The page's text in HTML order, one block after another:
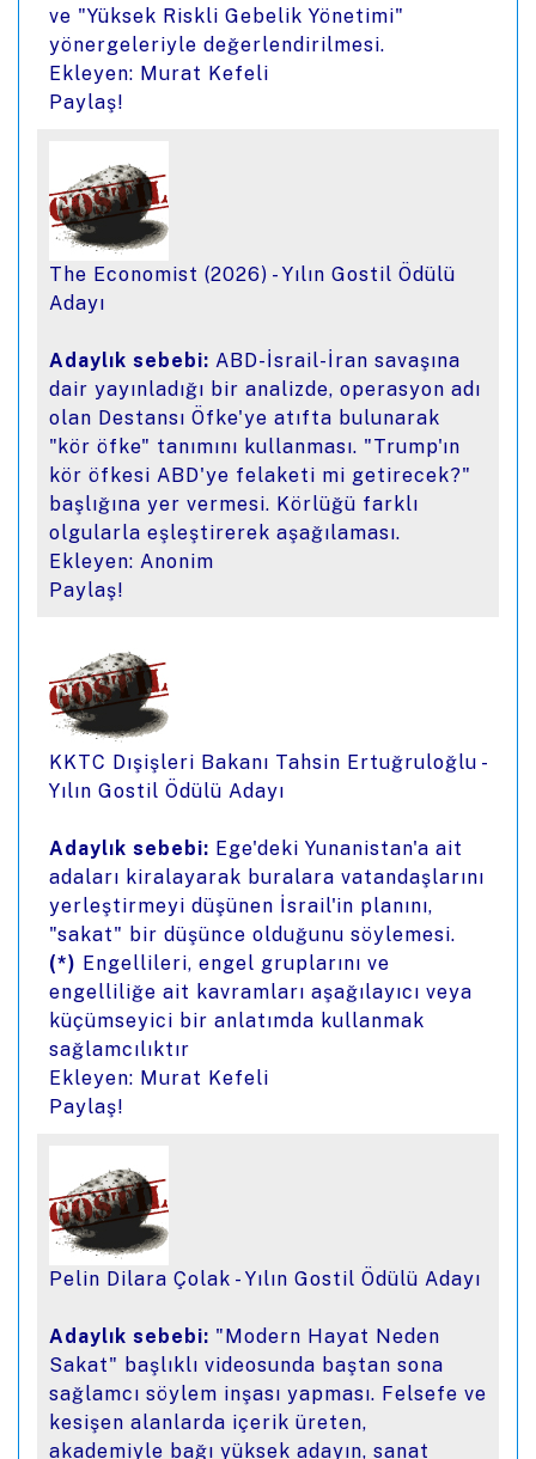
ve "Yüksek Riskli Gebelik Yönetimi"
yönergeleriyle değerlendirilmesi.
Ekleyen: Murat Kefeli
Paylaş!
The Economist (2026) - Yılın Gostil Ödülü
Adayı
Adaylık sebebi: ABD-İsrail-İran savaşına
dair yayınladığı bir analizde, operasyon adı
olan Destansı Öfke'ye atıfta bulunarak
"kör öfke" tanımını kullanması. "Trump'ın
kör öfkesi ABD'ye felaketi mi getirecek?"
başlığına yer vermesi. Körlüğü farklı
olgularla eşleştirerek aşağılaması.
Ekleyen: Anonim
Paylaş!
KKTC Dışişleri Bakanı Tahsin Ertuğruloğlu -
Yılın Gostil Ödülü Adayı
Adaylık sebebi: Ege'deki Yunanistan'a ait
adaları kiralayarak buralara vatandaşlarını
yerleştirmeyi düşünen İsrail'in planını,
"sakat" bir düşünce olduğunu söylemesi.
(*) Engellileri, engel gruplarını ve
engelliliğe ait kavramları aşağılayıcı veya
küçümseyici bir anlatımda kullanmak
sağlamcılıktır
Ekleyen: Murat Kefeli
Paylaş!
Pelin Dilara Çolak - Yılın Gostil Ödülü Adayı
Adaylık sebebi: "Modern Hayat Neden
Sakat" başlıklı videosunda baştan sona
sağlamcı söylem inşası yapması. Felsefe ve
kesişen alanlarda içerik üreten,
akademiyle bağı yüksek adayın, sanat